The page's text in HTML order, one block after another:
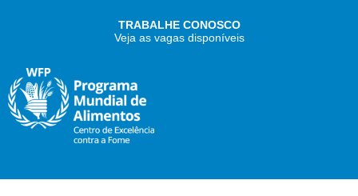
TRABALHE CONOSCO
Veja as vagas disponíveis